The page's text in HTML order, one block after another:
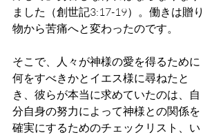
ました（創世記3:17-19）。働きは贈り
物から苦痛へと変わったのです。
そこで、人々が神様の愛を得るために
何をすべきかとイエス様に尋ねたと
き、彼らが本当に求めていたのは、自
分自身の努力によって神様との関係を
確実にするためのチェックリスト、い